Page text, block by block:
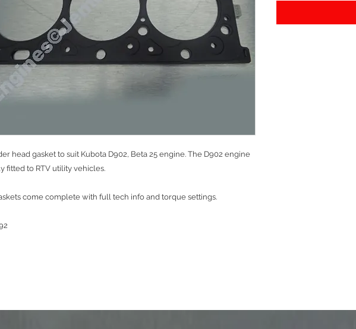
head gasket to suit Kubota D902, Beta 25 engine. The D902 engine
fitted to RTV utility vehicles.
come complete with full tech info and torque settings.